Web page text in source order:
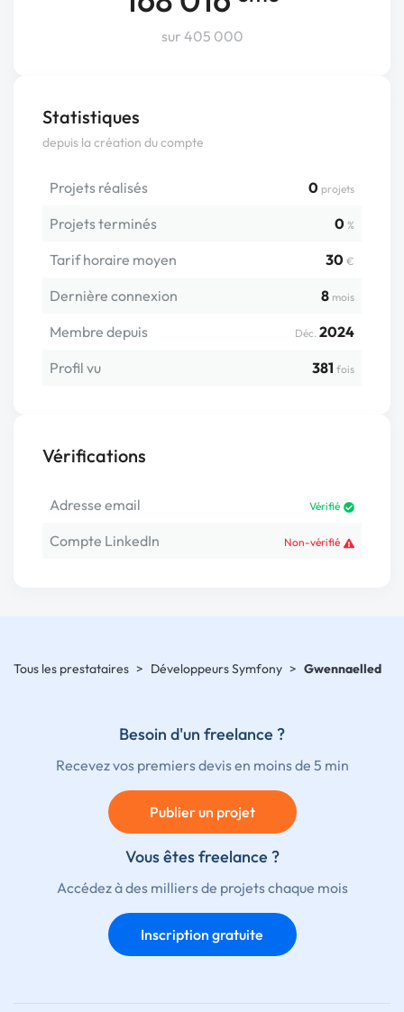
sur 405 000
Statistiques
depuis la création du compte
Projets réalisés 0 projets
Projets terminés 0 %
Tarif horaire moyen 30 €
Dernière connexion 8 mois
Membre depuis Déc. 2024
Profil vu
381 fois
Vérifications
Adresse email Vérifié
Compte LinkedIn Non-vérifié
Tous les prestataires > Développeurs Symfony > Gwennaelled
Besoin d'un freelance ?
Recevez vos premiers devis en moins de 5 min
Publier un projet
Vous êtes freelance ?
Accédez à des milliers de projets chaque mois
Inscription gratuite